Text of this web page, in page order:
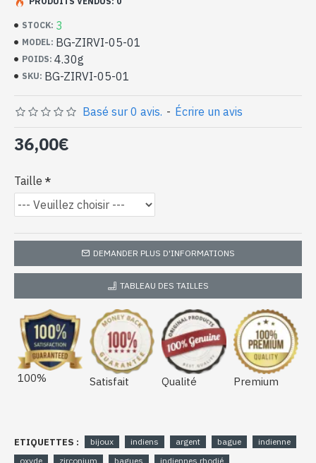
- Pierres serties, taillées à la main
- Livrée avec un petit sac artisanal
Bague indienne argent rhodié et
oxydes de Zirconium (BG-ZIRVI-05-
01)
STOCK: 3
MODEL: BG-ZIRVI-05-01
POIDS: 4.30g
SKU: BG-ZIRVI-05-01
Basé sur 0 avis. - Écrire un avis
36,00€
Taille
DEMANDER PLUS D'INFORMATIONS
TABLEAU DES TAILLES
100% Satisfait Qualité Premium
ETIQUETTES : bijoux indiens argent bague
indienne
oxyde
zirconium bagues indiennes rhodié